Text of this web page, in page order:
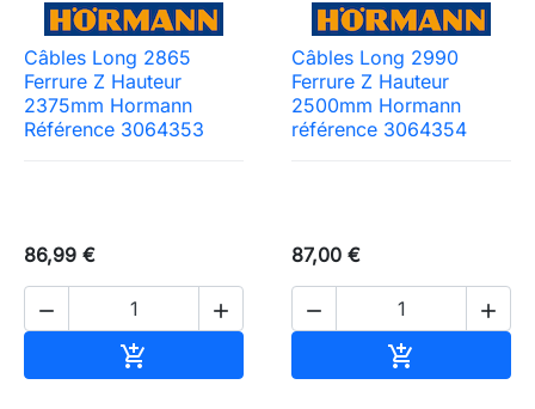
Câbles Long 2865
Ferrure Z Hauteur
2375mm Hormann
Référence 3064353
86,99 €
 

Câbles Long 2990
Ferrure Z Hauteur
2500mm Hormann
référence 3064354
87,00 €
 
